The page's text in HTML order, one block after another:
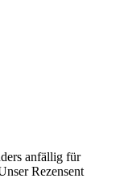
anfällig für
Rezensent